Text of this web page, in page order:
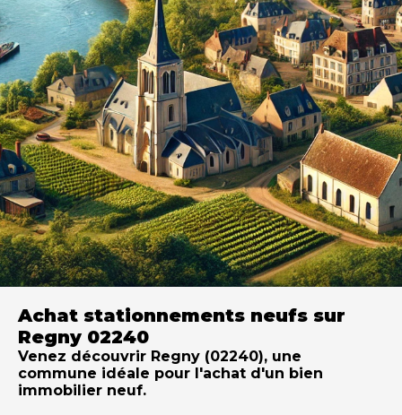
Achat stationnements neufs sur
Regny 02240
Venez découvrir Regny (02240), une
commune idéale pour l'achat d'un bien
immobilier neuf.